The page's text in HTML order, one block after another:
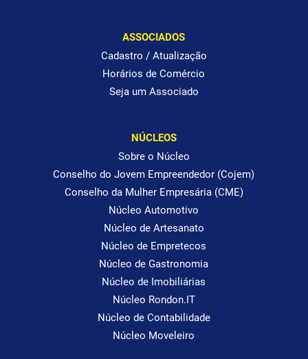
ASSOCIADOS
Cadastro / Atualização
Horários de Comércio
Seja um Associado
NÚCLEOS
Sobre o Núcleo
Conselho do Jovem Empreendedor (Cojem)
Conselho da Mulher Empresária (CME)
Núcleo Automotivo
Núcleo de Artesanato
Núcleo de Empretecos
Núcleo de Gastronomia
Núcleo de Imobiliárias
Núcleo Rondon.IT
Núcleo de Contabilidade
Núcleo Moveleiro